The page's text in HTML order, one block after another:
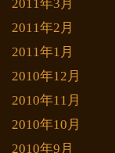
2011年3月
2011年2月
2011年1月
2010年12月
2010年11月
2010年10月
2010年9月